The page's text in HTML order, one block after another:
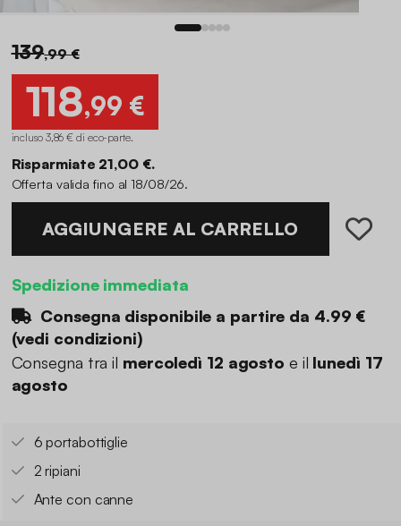
139,99 €
118,99 €
incluso 3,86 € di eco-parte.
Risparmiate 21,00 €.
Offerta valida fino al 18/08/26.
AGGIUNGERE AL CARRELLO
Spedizione immediata
Consegna disponibile a partire da 4.99 €
(vedi condizioni)
Consegna tra il mercoledì 12 agosto e il lunedì 17
agosto
6 portabottiglie
2 ripiani
Ante con canne